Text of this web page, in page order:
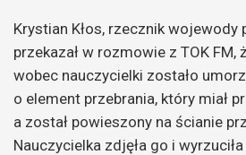
Krystian Kłos, rzecznik wojewody
przekazał w rozmowie z TOK FM,
wobec nauczycielki zostało
o element przebrania, który miał
a został powieszony na ścianie
Nauczycielka zdjęła go i